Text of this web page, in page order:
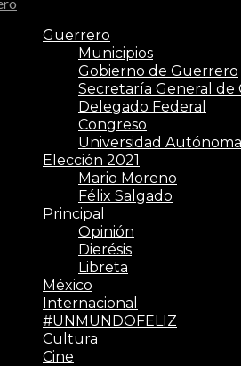
Guerrero
Municipios
Gobierno de Guerrero
Secretaría General de
Delegado Federal
Congreso
Universidad
Elección 2021
Mario Moreno
Félix Salgado
Principal
Opinión
Dierésis
Libreta
México
Internacional
#UNMUNDOFELIZ
Cultura
Cine